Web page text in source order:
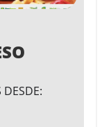
DESDE: